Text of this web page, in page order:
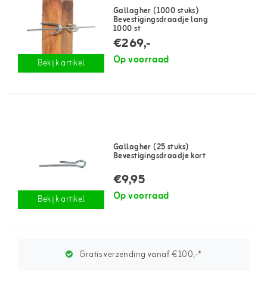
Bekijk artikel
Gallagher (1000 stuks)
Bevestigingsdraadje lang
1000 st
€269,-
Op voorraad
Bekijk artikel
Gallagher (25 stuks)
Bevestigingsdraadje kort
€9,95
Op voorraad
Gratis verzending vanaf €100,-*